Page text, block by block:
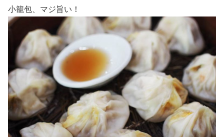
小籠包、マジ旨い！